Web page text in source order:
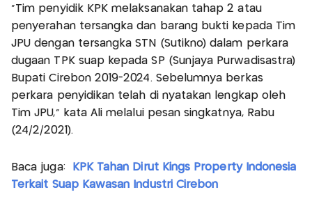
"Tim penyidik KPK melaksanakan tahap 2 atau
penyerahan tersangka dan barang bukti kepada Tim
JPU dengan tersangka STN (Sutikno) dalam perkara
dugaan TPK suap kepada SP (Sunjaya Purwadisastra)
Bupati Cirebon 2019-2024. Sebelumnya berkas
perkara penyidikan telah di nyatakan lengkap oleh
Tim JPU," kata Ali melalui pesan singkatnya, Rabu
(24/2/2021).
Baca juga:
KPK Tahan Dirut Kings Property Indonesia
Terkait Suap Kawasan Industri Cirebon